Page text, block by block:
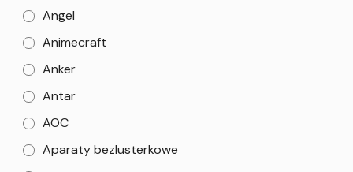
Angel
Animecraft
Anker
Antar
AOC
Aparaty bezlusterkowe